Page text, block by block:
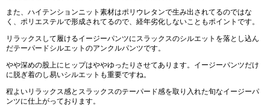
また、ハイテンションニット素材はポリウレタンで生み出されてるのではな
く、ポリエステルで形成されてるので、経年劣化しないこともポイントです。
リラックスして履けるイージーパンツにスラックスのシルエットを落とし込ん
だテーパードシルエットのアンクルパンツです。
やや深めの股上にヒップはややゆったりさせてあります。イージーパンツだけ
に脱ぎ着のし易いシルエットも重要ですね。
程よいリラックス感とスラックスのテーパード感を取り入れた旬なイージーパ
ンツに仕上がっております。